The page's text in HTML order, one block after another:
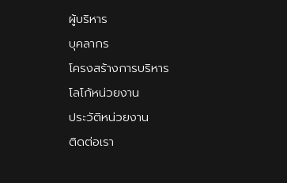
ผู้บริหาร
บุคลากร
โครงสร้างการบริหาร
โลโก้หน่วยงาน
ประวัติหน่วยงาน
ติดต่อเรา